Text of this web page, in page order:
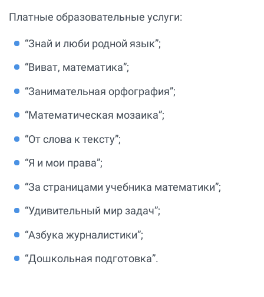
Платные образовательные услуги:
“Знай и люби родной язык”;
“Виват, математика”;
“Занимательная орфография”;
“Математическая мозаика”;
“От слова к тексту”;
“Я и мои права”;
“За страницами учебника математики”;
“Удивительный мир задач”;
“Азбука журналистики”;
“Дошкольная подготовка”.